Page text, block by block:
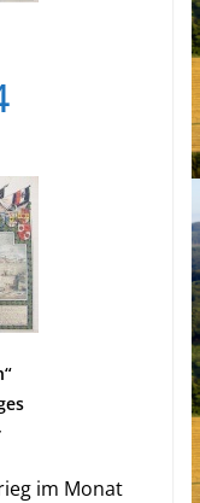
im Monat